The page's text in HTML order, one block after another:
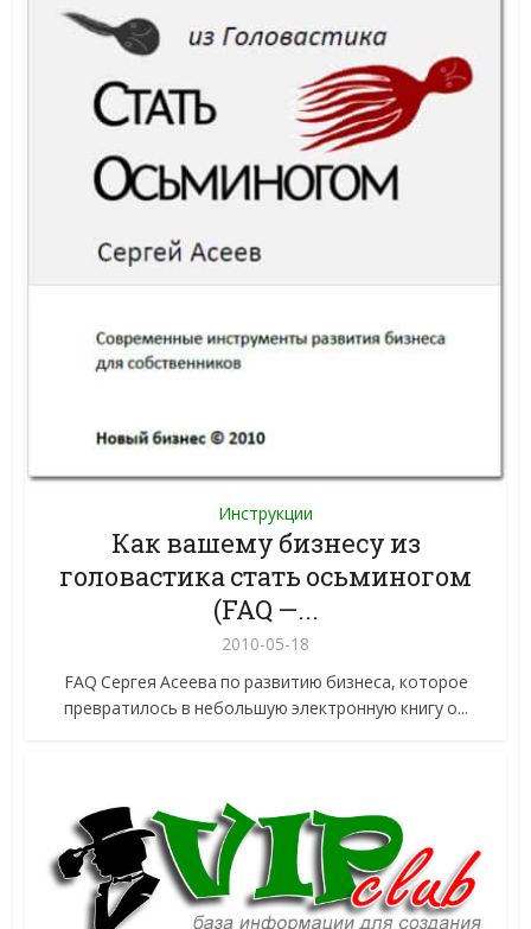
Инструкции
Как вашему бизнесу из
головастика стать осьминогом
(FAQ —...
2010-05-18
FAQ Сергея Асеева по развитию бизнеса, которое
превратилось в небольшую электронную книгу о...